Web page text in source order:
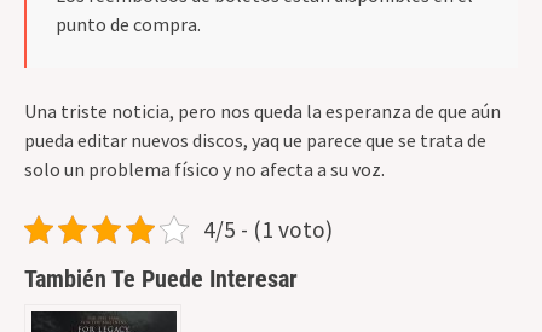
punto de compra.
Una triste noticia, pero nos queda la esperanza de que aún
pueda editar nuevos discos, yaq ue parece que se trata de
solo un problema físico y no afecta a su voz.
4/5 - (1 voto)
También Te Puede Interesar